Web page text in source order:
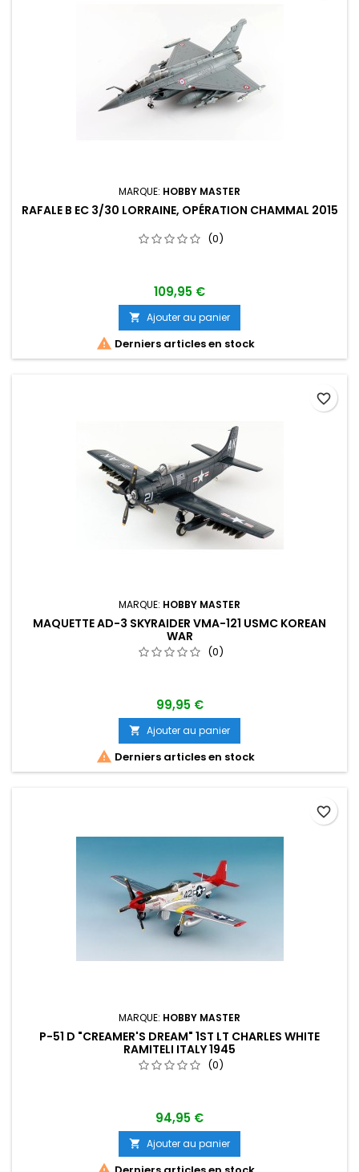
MARQUE: HOBBY MASTER
RAFALE B EC 3/30 LORRAINE, OPÉRATION CHAMMAL 2015
(0)
109,95 €
 Ajouter au panier
 Derniers articles en stock
MARQUE: HOBBY MASTER
MAQUETTE AD-3 SKYRAIDER VMA-121 USMC KOREAN
WAR
(0)
99,95 €
 Ajouter au panier
 Derniers articles en stock
favorite_border
MARQUE: HOBBY MASTER
P-51 D "CREAMER'S DREAM" 1ST LT CHARLES WHITE
RAMITELI ITALY 1945
(0)
94,95 €
 Ajouter au panier
favorite_border